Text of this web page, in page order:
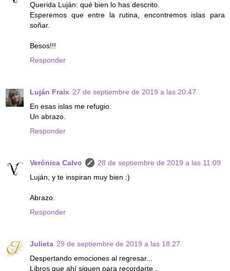
Querida Luján: qué bien lo has descrito.
Esperemos que entre la rutina, encontremos islas para
soñar.
Besos!!!
Responder
Luján Fraix 27 de septiembre de 2019 a las 20:47
En esas islas me refugio.
Un abrazo.
Responder
Verónica Calvo
28 de septiembre de 2019 a las 11:09
Luján, y te inspiran muy bien :)
Abrazo.
Responder
Julieta 29 de septiembre de 2019 a las 18:27
Despertando emociones al regresar...
Libros que ahí siguen para recordarte...